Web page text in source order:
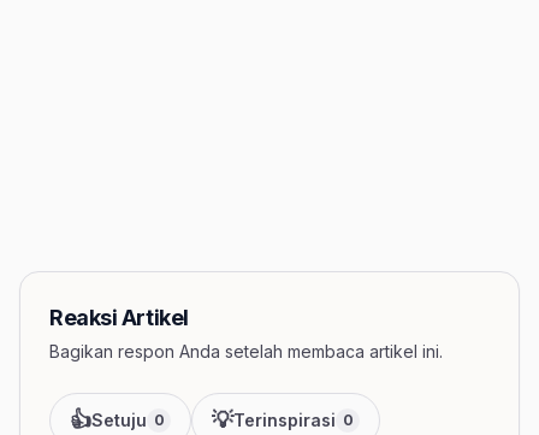
Reaksi Artikel
Bagikan respon Anda setelah membaca artikel ini.
👍Setuju 0 💡Terinspirasi 0